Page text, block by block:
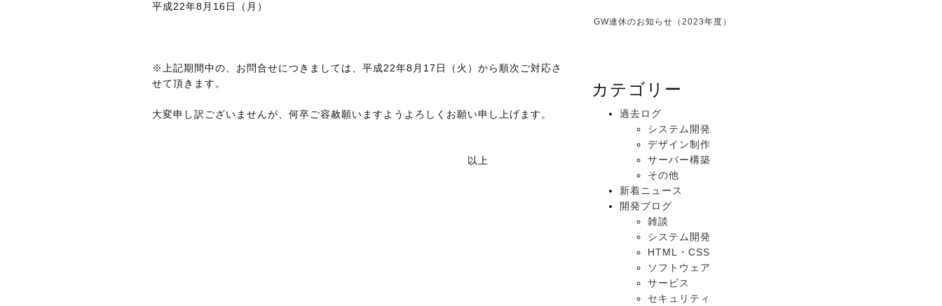
平成22年8月16日（月）
※上記期間中の、お問合せにつきましては、平成22年8月17日（火）から順次ご対応さ
せて頂きます。
大変申し訳ございませんが、何卒ご容赦願いますようよろしくお願い申し上げます。
以上
GW連休のお知らせ（2023年度）
カテゴリー
過去ログ
システム開発
デザイン制作
サーバー構築
その他
新着ニュース
開発ブログ
雑談
システム開発
HTML・CSS
ソフトウェア
サービス
セキュリティ